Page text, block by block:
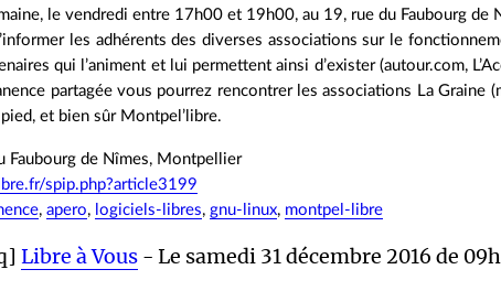
le vendredi entre 17h00 et 19h00, au 19, rue du Faubourg
les adhérents des diverses associations sur le
qui l’animent et lui permettent ainsi d’exister (autour.com,
partagée vous pourrez rencontrer les associations La Graine
et bien sûr Montpel’libre.
Faubourg de Nîmes, Montpellier
spip.php?article3199
,apero, logiciels-libres,gnu-linux, montpel-libre
Libre à Vous - Le samedi 31 décembre 2016 de